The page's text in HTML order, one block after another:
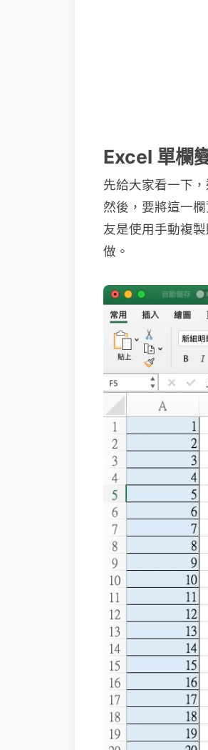
Excel 單欄
先給大家看一下
然後，要將這一
友是使用手動複
做。